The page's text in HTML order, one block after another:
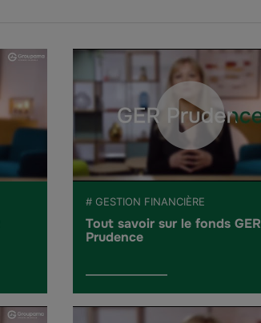
# GESTION FINANCIÈRE
Tout savoir sur le fonds GER
Prudence